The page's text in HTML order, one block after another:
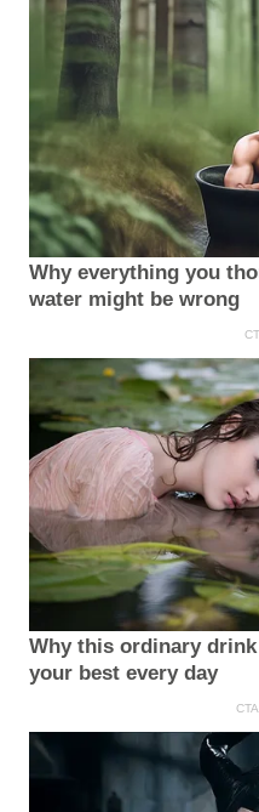
Why everything you
water might be wrong
Why this ordinary
your best every day